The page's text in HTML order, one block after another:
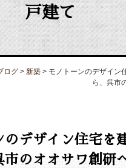
戸建て
ログ> 新築> モノトーンのデザイン
ら、呉市
のデザイン住宅を
市のオオサワ創研